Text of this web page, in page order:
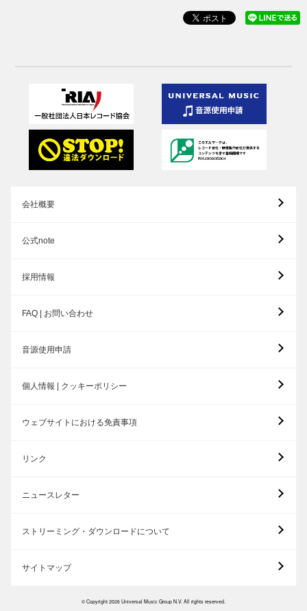
会社概要
公式note
採用情報
FAQ | お問い合わせ
音源使用申請
個人情報 | クッキーポリシー
ウェブサイトにおける免責事項
リンク
ニュースレター
ストリーミング・ダウンロードについて
サイトマップ
© Copyright 2026 Universal Music Group N.V. All rights reserved.